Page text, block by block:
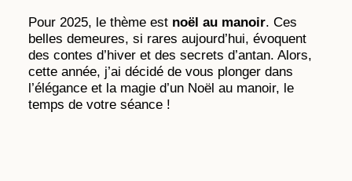
Pour 2025, le thème est noël au manoir. Ces
belles demeures, si rares aujourd’hui, évoquent
des contes d’hiver et des secrets d’antan. Alors,
cette année, j’ai décidé de vous plonger dans
l’élégance et la magie d’un Noël au manoir, le
temps de votre séance !